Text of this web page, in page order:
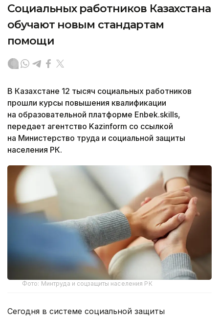
Социальных работников Казахстана
обучают новым стандартам
помощи
В Казахстане 12 тысяч социальных работников
прошли курсы повышения квалификации
на образовательной платформе Enbek.skills,
передает агентство Kazinform со ссылкой
на Министерство труда и социальной защиты
населения РК.
Фото: Минтруда и соцзащиты населения РК
Сегодня в системе социальной защиты